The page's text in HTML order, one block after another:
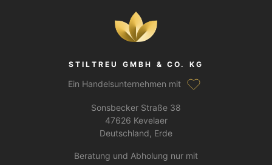
STILTREU GMBH & CO. KG
Ein Handelsunternehmen mit
Sonsbecker Straße 38
47626 Kevelaer
Deutschland, Erde
Beratung und Abholung nur mit